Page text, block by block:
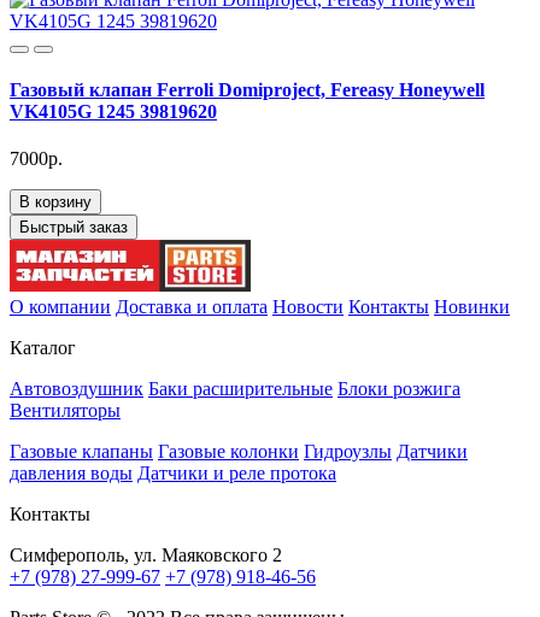
Газовый клапан Ferroli Domiproject, Fereasy Honeywell
VK4105G 1245 39819620
7000р.
В корзину
Быстрый заказ
О компании Доставка и оплата Новости Контакты Новинки
Каталог
Автовоздушник Баки расширительные Блоки розжига
Вентиляторы
Газовые клапаны Газовые колонки Гидроузлы Датчики
давления воды Датчики и реле протока
Контакты
Симферополь, ул. Маяковского 2
+7 (978) 27-999-67 +7 (978) 918-46-56